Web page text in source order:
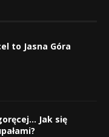
to Jasna Góra
Jak się